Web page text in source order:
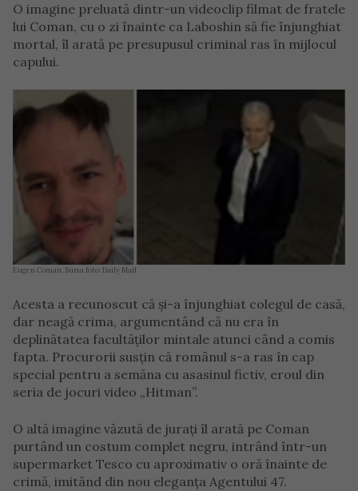
O imagine preluată dintr-un videoclip filmat de fratele
lui Coman, cu o zi înainte ca Laboshin să fie înjunghiat
mortal, îl arată pe presupusul criminal ras în mijlocul
capului.
Eugen Coman. Sursa foto: Daily Mail
Acesta a recunoscut că şi-a înjunghiat colegul de casă,
dar neagă crima, argumentând că nu era în
deplinătatea facultăților mintale atunci când a comis
fapta. Procurorii susțin că românul s-a ras în cap
special pentru a semăna cu asasinul fictiv, eroul din
seria de jocuri video „Hitman”.
O altă imagine văzută de jurați îl arată pe Coman
purtând un costum complet negru, intrând într-un
supermarket Tesco cu aproximativ o oră înainte de
crimă, imitând din nou eleganța Agentului 47.